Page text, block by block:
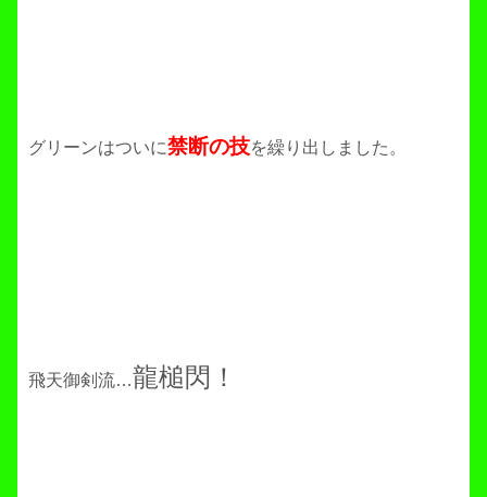
グリーンはついに禁断の技を繰り出しました。
飛天御剣流…龍槌閃！